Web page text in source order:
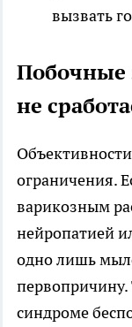
вызвать
Побочные
не
ограничения.
варикозным
нейропатией
одно лишь
первопричину.
синдроме